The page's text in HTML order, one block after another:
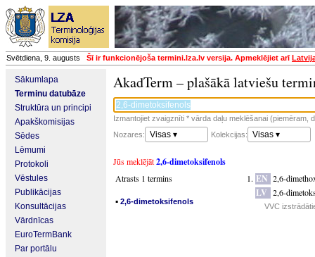
Svētdiena, 9. augusts Šī ir funkcionējoša termini.lza.lv versija. Apmeklējiet arī
Sākumlapa
Terminu datubāze
Struktūra un principi
Apakškomisijas
Sēdes
Lēmumi
Protokoli
Vēstules
Publikācijas
Konsultācijas
Vārdnīcas
EuroTermBank
Par portālu
AkadTerm – plašākā latviešu
Izmantojiet zvaigznīti * vārda daļu meklēšanai (piemēram,
Nozares:
Visas ▾ Kolekcijas: Visas ▾
Jūs meklējāt2,6-dimetoksifenols
Atrasts 1 termins
▪ 2,6-dimetoksifenols
EN 2,6-
LV 2,6-
VVC